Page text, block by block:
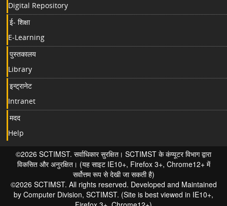
Digital Repository
ई- शिक्षा
E-Learning
पुस्तकालय
Library
इन्ट्रानेट
Intranet
मदद
Help
©2026 SCTIMST. सर्वाधिकार सुरक्षित। SCTIMST के कंप्यूटर विभाग द्वारा
विकसित और अनुरक्षित। (यह साइट IE10+, Firefox 3+, Chrome12+ में
सर्वोत्तम रूप से देखी जा सकती है)
©2026 SCTIMST. All rights reserved. Developed and Maintained
by Computer Division, SCTIMST. (Site is best viewed in IE10+,